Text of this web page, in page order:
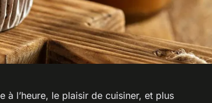
à l’heure, le plaisir de cuisiner, et plus